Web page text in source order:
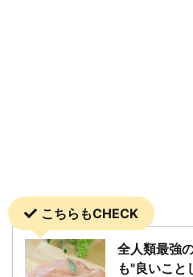
こちらもCHECK
全人類最強
も"良いこと